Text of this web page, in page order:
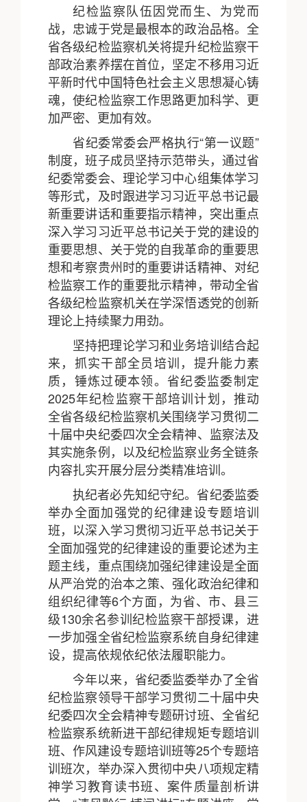
纪检监察队伍因党而生、为党而
战，忠诚于党是最根本的政治品格。全
省各级纪检监察机关将提升纪检监察干
部政治素养摆在首位，坚定不移用习近
平新时代中国特色社会主义思想凝心铸
魂，使纪检监察工作思路更加科学、更
加严密、更加有效。
省纪委常委会严格执行“第一议题”
制度，班子成员坚持示范带头，通过省
纪委常委会、理论学习中心组集体学习
等形式，及时跟进学习习近平总书记最
新重要讲话和重要指示精神，突出重点
深入学习习近平总书记关于党的建设的
重要思想、关于党的自我革命的重要思
想和考察贵州时的重要讲话精神、对纪
检监察工作的重要批示精神，带动全省
各级纪检监察机关在学深悟透党的创新
理论上持续聚力用劲。
坚持把理论学习和业务培训结合起
来，抓实干部全员培训，提升能力素
质，锤炼过硬本领。省纪委监委制定
2025年纪检监察干部培训计划，推动
全省各级纪检监察机关围绕学习贯彻二
十届中央纪委四次全会精神、监察法及
其实施条例，以及纪检监察业务全链条
内容扎实开展分层分类精准培训。
执纪者必先知纪守纪。省纪委监委
举办全面加强党的纪律建设专题培训
班，以深入学习贯彻习近平总书记关于
全面加强党的纪律建设的重要论述为主
题主线，重点围绕加强纪律建设是全面
从严治党的治本之策、强化政治纪律和
组织纪律等6个方面，为省、市、县三
级130余名参训纪检监察干部授课，进
一步加强全省纪检监察系统自身纪律建
设，提高依规依纪依法履职能力。
今年以来，省纪委监委举办了全省
纪检监察领导干部学习贯彻二十届中央
纪委四次全会精神专题研讨班、全省纪
检监察系统新进干部纪律规矩专题培训
班、作风建设专题培训班等25个专题培
训班次，举办深入贯彻中央八项规定精
神学习教育读书班、案件质量剖析讲